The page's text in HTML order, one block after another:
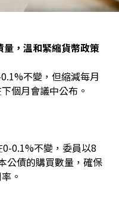
，溫和緊縮貨幣政策
不變，但縮減每月
個月會議中公布。
0.1%不變，委員以8
公債的購買數量，確保
。